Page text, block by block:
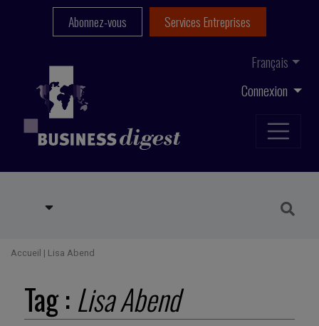
Connexion
Français
Abonnez-vous Services Entreprises
Accueil | Lisa Abend
Tag : Lisa Abend